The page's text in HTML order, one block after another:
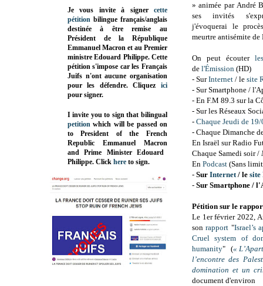
» animée par André
ses invités
j'évoquerai le
meurtre antisémite
On peut écouter
de l'Émission (HD)
- SurInternet / le site
- Sur Smartphone /
- En F.M 89.3 sur la
- Sur les Réseaux
- Chaque Jeudi de
- Chaque Dimanche
En Israël sur Radio
Chaque Samedi soir /
En Podcast (Sans
- Sur Internet/ le site
- Sur Smartphone /
Pétition sur le
Le 1er février 2022,
sonrapport "Israel’s
Cruel system of
humanity" («
l’encontre des
domination et un
document d'environ
Je vous invite à signer cette
pétition bilingue français/anglais
destinée à être remise au
Président de la République
Emmanuel Macron et au Premier
ministre Edouard Philippe. Cette
pétition s'impose car les Français
Juifs n'ont aucune organisation
pour les défendre. Cliquez
ici
pour signer.
I invite you to sign that bilingual
petition which will be passed on
to President of the French
Republic Emmanuel Macron
and Prime MinisterEdouard
Philippe. Click here to sign.